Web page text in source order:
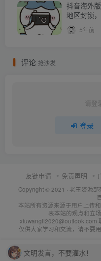
抖音海外
地区封锁
5年前
评论 抢沙发
请登
登录
友链申请 免责声明
Copyright © 2021 · 老王资源
本站所有资源来源于用户上传
表本站的观点和立
xiuwangli2020@outlook.com
仅供大家学习和交流，请不要
文明发言，不要灌水！